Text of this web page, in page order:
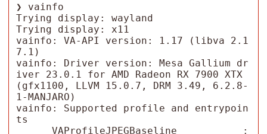
❯ vainfo
Trying display: wayland
Trying display: x11
vainfo: VA-API version: 1.17 (libva 2.1
7.1)
vainfo: Driver version: Mesa Gallium dr
iver 23.0.1 for AMD Radeon RX 7900 XTX
(gfx1100, LLVM 15.0.7, DRM 3.49, 6.2.8-
1-MANJARO)
vainfo: Supported profile and entrypoin
ts